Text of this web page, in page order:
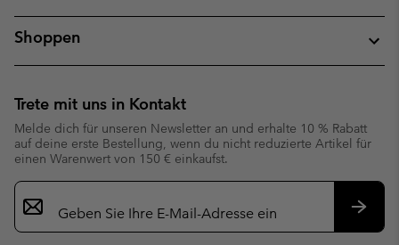
Shoppen
Trete mit uns in Kontakt
Melde dich für unseren Newsletter an und erhalte 10 % Rabatt
auf deine erste Bestellung, wenn du nicht reduzierte Artikel für
einen Warenwert von 150 € einkaufst.
Newsletter-
Anmeldung